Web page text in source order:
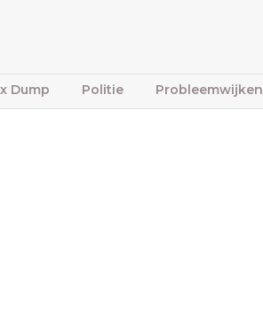
Dump Politie Probleemwijken